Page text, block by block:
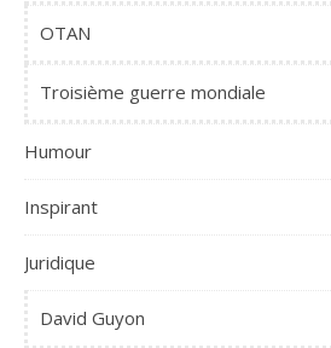
OTAN
Troisième guerre mondiale
Humour
Inspirant
Juridique
David Guyon